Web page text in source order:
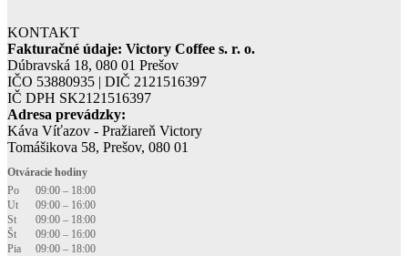
KONTAKT
Fakturačné údaje: Victory Coffee s. r. o.
Dúbravská 18, 080 01 Prešov
IČO 53880935 | DIČ 2121516397
IČ DPH SK2121516397
Adresa prevádzky:
Káva Víťazov - Pražiareň Victory
Tomášikova 58, Prešov, 080 01
Otváracie hodiny
Po
09:00 – 18:00
Ut
09:00 – 16:00
St
09:00 – 18:00
Št
09:00 – 16:00
Pia
09:00 – 18:00